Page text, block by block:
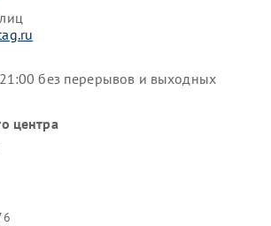
без перерывов и выходных
центра